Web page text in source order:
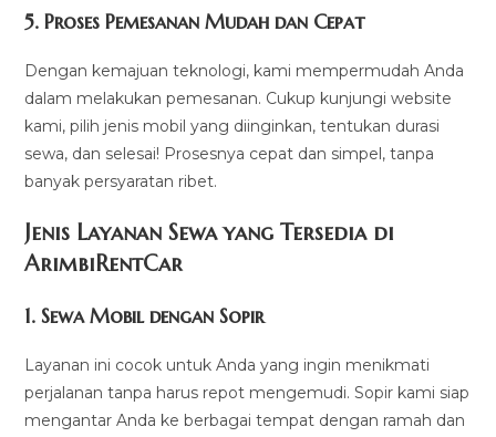
5.Proses Pemesanan Mudah dan Cepat
Dengan kemajuan teknologi, kami mempermudah Anda
dalam melakukan pemesanan. Cukup kunjungi website
kami, pilih jenis mobil yang diinginkan, tentukan durasi
sewa, dan selesai! Prosesnya cepat dan simpel, tanpa
banyak persyaratan ribet.
Jenis Layanan Sewa yang Tersedia di
ArimbiRentCar
1.Sewa Mobil dengan Sopir
Layanan ini cocok untuk Anda yang ingin menikmati
perjalanan tanpa harus repot mengemudi. Sopir kami siap
mengantar Anda ke berbagai tempat dengan ramah dan